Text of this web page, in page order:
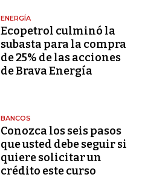
ENERGÍA
Ecopetrol culminó la
subasta para la compra
de 25% de las acciones
de Brava Energía
BANCOS
Conozca los seis pasos
que usted debe seguir si
quiere solicitar un
crédito este curso